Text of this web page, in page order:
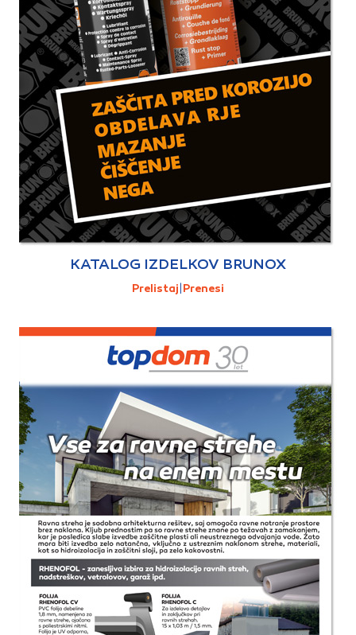
KATALOG IZDELKOV BRUNOX
Prelistaj Prenesi